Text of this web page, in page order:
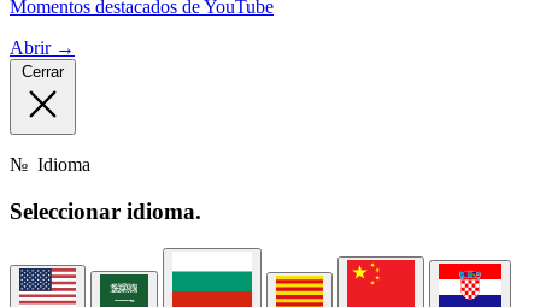
Momentos destacados de YouTube
Abrir →
Cerrar
№ Idioma
Seleccionar idioma.